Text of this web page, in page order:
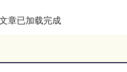
章已加载完成